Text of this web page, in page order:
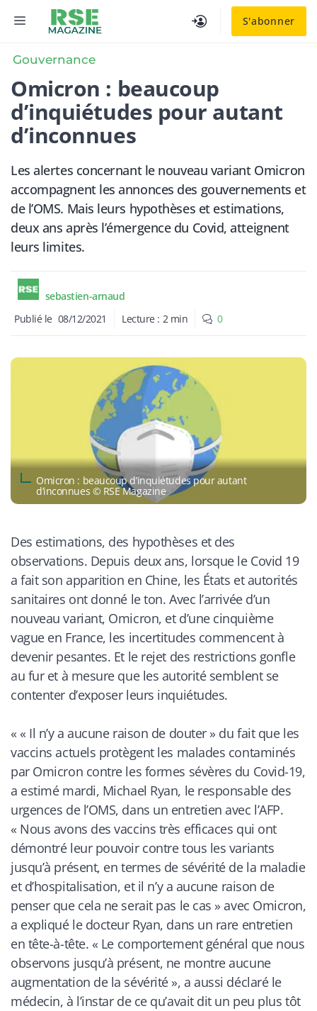
S'abonner
MENU
Gouvernance
​Omicron : beaucoup
d’inquiétudes pour autant
d’inconnues
Les alertes concernant le nouveau variant Omicron
accompagnent les annonces des gouvernements et
de l’OMS. Mais leurs hypothèses et estimations,
deux ans après l’émergence du Covid, atteignent
leurs limites.
sebastien-arnaud
Publié le 08/12/2021 Lecture : 2 min 0
​Omicron : beaucoup d’inquiétudes pour autant
d’inconnues © RSE Magazine
Des estimations, des hypothèses et des
observations. Depuis deux ans, lorsque le Covid 19
a fait son apparition en Chine, les États et autorités
sanitaires ont donné le ton. Avec l’arrivée d’un
nouveau variant, Omicron, et d’une cinquième
vague en France, les incertitudes commencent à
devenir pesantes. Et le rejet des restrictions gonfle
au fur et à mesure que les autorité semblent se
contenter d’exposer leurs inquiétudes.
«« Il n’y a aucune raison de douter » du fait que les
vaccins actuels protègent les malades contaminés
par Omicron contre les formes sévères du Covid-19,
a estimé mardi, Michael Ryan, le responsable des
urgences de l’OMS, dans un entretien avec l’AFP.
« Nous avons des vaccins très efficaces qui ont
démontré leur pouvoir contre tous les variants
jusqu’à présent, en termes de sévérité de la maladie
et d’hospitalisation, et il n’y a aucune raison de
penser que cela ne serait pas le cas » avec Omicron,
a expliqué le docteur Ryan, dans un rare entretien
en tête-à-tête. « Le comportement général que nous
observons jusqu’à présent, ne montre aucune
augmentation de la sévérité », a aussi déclaré le
médecin, à l’instar de ce qu’avait dit un peu plus tôt